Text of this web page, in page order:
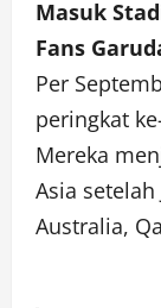
Masuk
Fans
Per
peringkat
Mereka
Asia setelah
Australia,